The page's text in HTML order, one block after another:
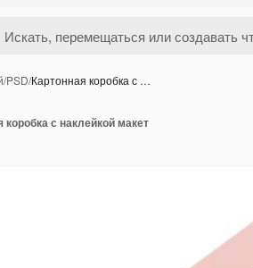
/PSD/Картонная коробка с …
коробка с наклейкой макет